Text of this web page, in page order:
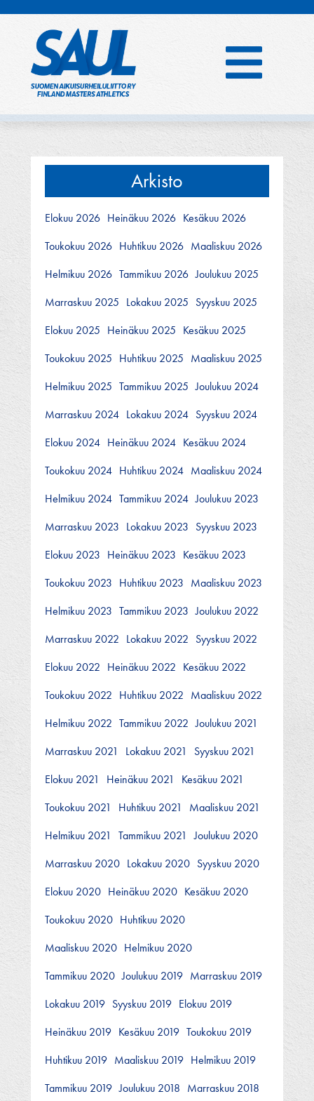
Arkisto
Elokuu 2026 Heinäkuu 2026 Kesäkuu 2026
Toukokuu 2026 Huhtikuu 2026 Maaliskuu 2026
Helmikuu 2026 Tammikuu 2026 Joulukuu 2025
Marraskuu 2025 Lokakuu 2025 Syyskuu 2025
Elokuu 2025 Heinäkuu 2025 Kesäkuu 2025
Toukokuu 2025 Huhtikuu 2025 Maaliskuu 2025
Helmikuu 2025 Tammikuu 2025 Joulukuu 2024
Marraskuu 2024 Lokakuu 2024 Syyskuu 2024
Elokuu 2024 Heinäkuu 2024 Kesäkuu 2024
Toukokuu 2024 Huhtikuu 2024 Maaliskuu 2024
Helmikuu 2024 Tammikuu 2024 Joulukuu 2023
Marraskuu 2023 Lokakuu 2023 Syyskuu 2023
Elokuu 2023 Heinäkuu 2023 Kesäkuu 2023
Toukokuu 2023 Huhtikuu 2023 Maaliskuu 2023
Helmikuu 2023 Tammikuu 2023 Joulukuu 2022
Marraskuu 2022 Lokakuu 2022 Syyskuu 2022
Elokuu 2022 Heinäkuu 2022 Kesäkuu 2022
Toukokuu 2022 Huhtikuu 2022 Maaliskuu 2022
Helmikuu 2022 Tammikuu 2022 Joulukuu 2021
Marraskuu 2021
Lokakuu 2021
Syyskuu 2021
Elokuu 2021
Heinäkuu 2021
Kesäkuu 2021
Toukokuu 2021
Huhtikuu 2021
Maaliskuu 2021
Helmikuu 2021
Tammikuu 2021
Joulukuu 2020
Marraskuu 2020 Lokakuu 2020 Syyskuu 2020
Elokuu 2020 Heinäkuu 2020 Kesäkuu 2020
Toukokuu 2020 Huhtikuu 2020
Maaliskuu 2020 Helmikuu 2020
Tammikuu 2020 Joulukuu 2019 Marraskuu 2019
Lokakuu 2019 Syyskuu 2019 Elokuu 2019
Heinäkuu 2019 Kesäkuu 2019 Toukokuu 2019
Huhtikuu 2019 Maaliskuu 2019 Helmikuu 2019
Tammikuu 2019 Joulukuu 2018 Marraskuu 2018